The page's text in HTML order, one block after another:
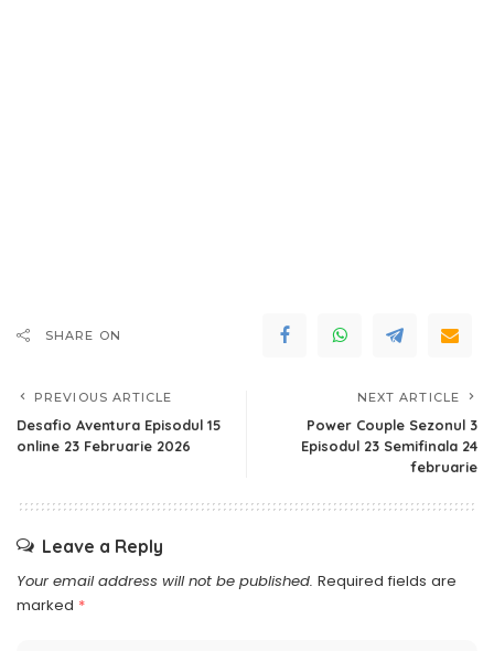
SHARE ON
PREVIOUS ARTICLE
Desafio Aventura Episodul 15
online 23 Februarie 2026
NEXT ARTICLE
Power Couple Sezonul 3
Episodul 23 Semifinala 24
februarie
Leave a Reply
Your email address will not be published. Required fields are
marked *